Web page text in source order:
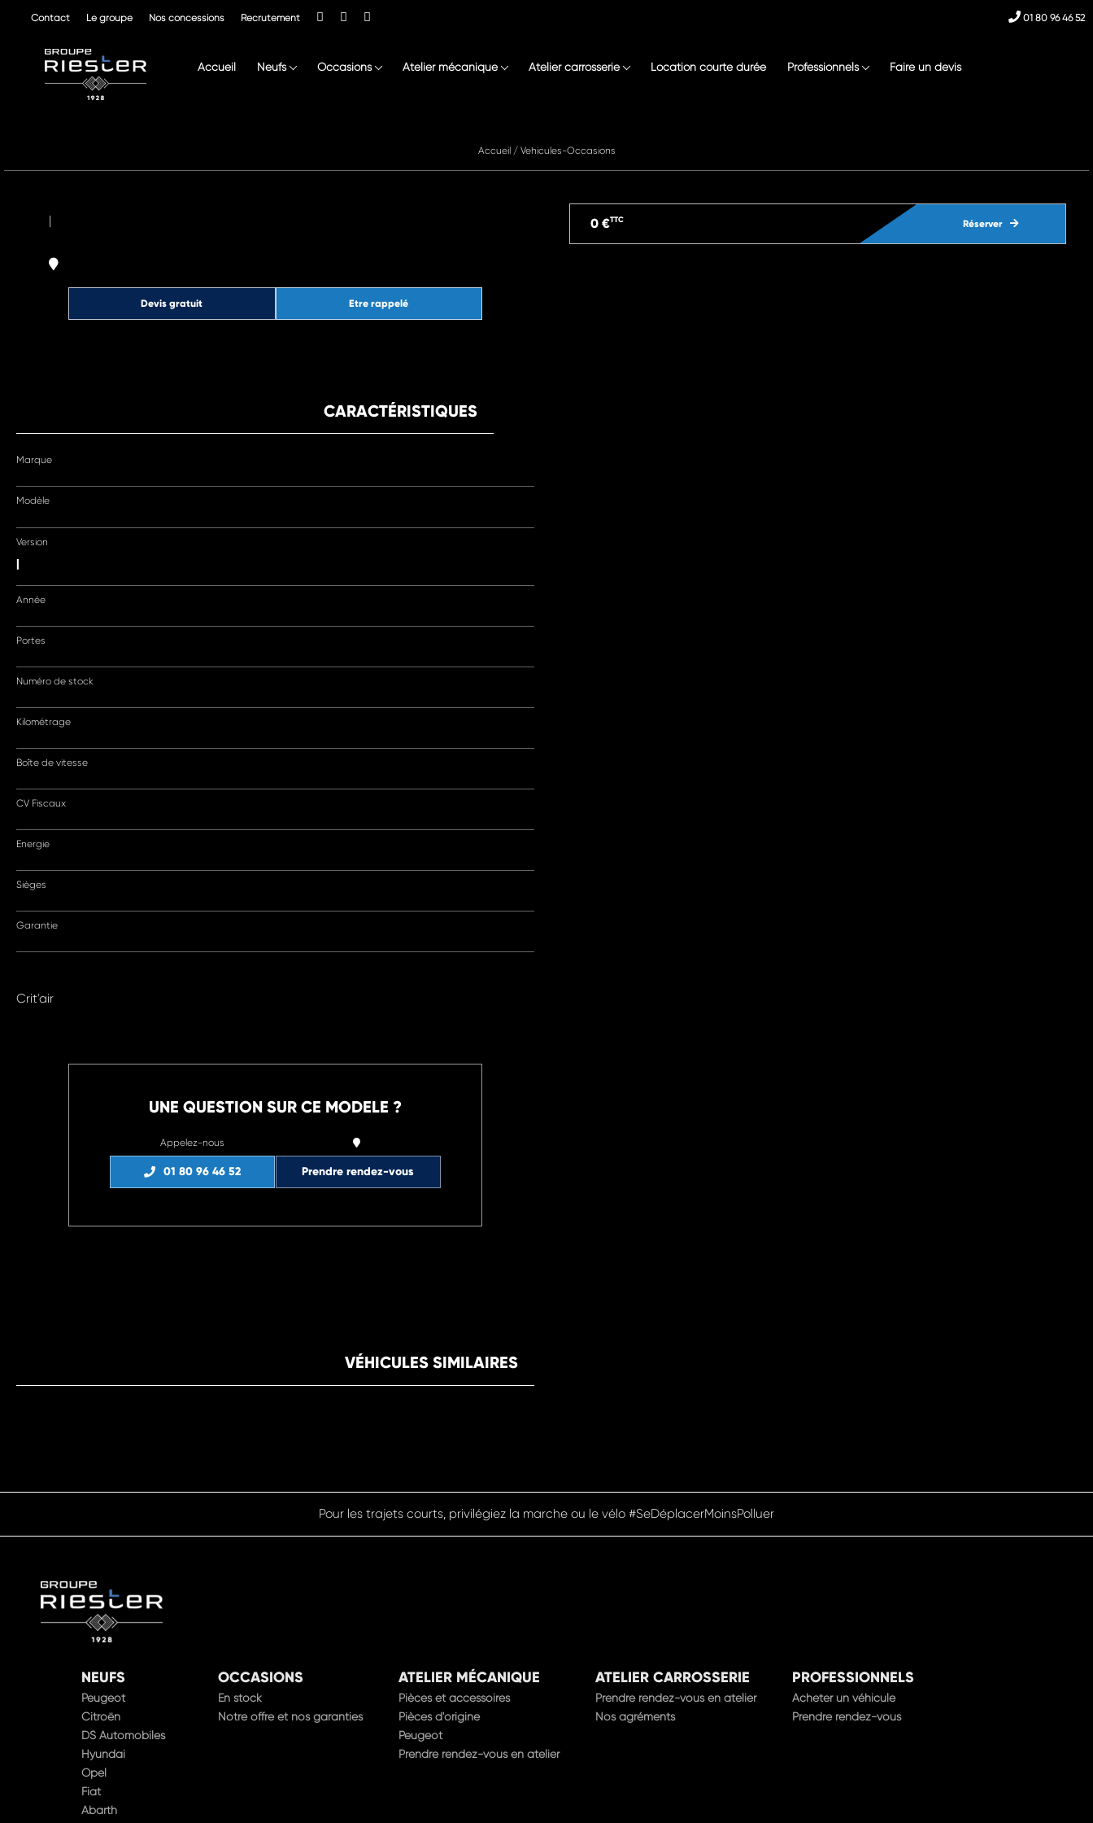
Contact Le groupe Nos concessions Recrutement 01 80 96 46 52
Accueil Neufs Occasions Atelier mécanique Atelier carrosserie Location courte durée Professionnels Faire un devis
Accueil/ Vehicules-Occasions
Réserver
0 €TTC
Etre rappelé
Devis gratuit
CARACTÉRISTIQUES
Marque
Modèle
Version
|
Année
Portes
Numéro de stock
Kilométrage
Boîte de vitesse
CV Fiscaux
Energie
Sièges
Garantie
Crit'air
UNE QUESTION SUR CE MODELE ?
Appelez-nous
01 80 96 46 52 Prendre rendez-vous
VÉHICULES SIMILAIRES
Pour les trajets courts, privilégiez la marche ou le vélo #SeDéplacerMoinsPolluer
NEUFS
Peugeot
Citroën
DS Automobiles
Hyundai
Opel
Fiat
Abarth
OCCASIONS
En stock
Notre offre et nos garanties
ATELIER MÉCANIQUE
Pièces et accessoires
Pièces d'origine
Peugeot
Prendre rendez-vous en atelier
ATELIER CARROSSERIE
Prendre rendez-vous en atelier
Nos agréments
PROFESSIONNELS
Acheter un véhicule
Prendre rendez-vous